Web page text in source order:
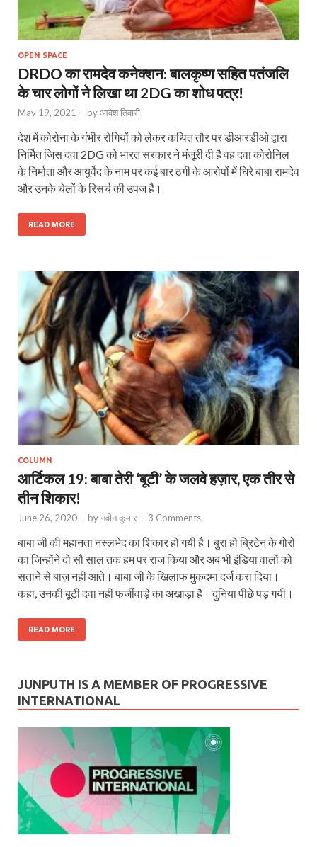
OPEN SPACE
DRDO का रामदेव कनेक्शन: बालकृष्ण सहित पतंजलि
के चार लोगों ने लिखा था 2DG का शोध पत्र!
May 19, 2021 - byआवेश तिवारी
देश में कोरोना के गंभीर रोगियों को लेकर कथित तौर पर डीआरडीओ द्वारा
निर्मित जिस दवा 2DG को भारत सरकार ने मंजूरी दी है वह दवा कोरोनिल
के निर्माता और आयुर्वेद के नाम पर कई बार ठगी के आरोपों में घिरे बाबा रामदेव
और उनके चेलों के रिसर्च की उपज है।
READ MORE
COLUMN
आर्टिकल 19: बाबा तेरी ‘बूटी’ के जलवे हज़ार, एक तीर से
तीन शिकार!
June 26, 2020 - byनवीन कुमार - 3 Comments.
बाबा जी की महानता नस्लभेद का शिकार हो गयी है। बुरा हो ब्रिटेन के गोरों
का जिन्होंने दो सौ साल तक हम पर राज किया और अब भी इंडिया वालों को
सताने से बाज़ नहीं आते। बाबा जी के खिलाफ मुकदमा दर्ज करा दिया।
कहा, उनकी बूटी दवा नहीं फर्जीवाड़े का अखाड़ा है। दुनिया पीछे पड़ गयी।
READ MORE
JUNPUTH IS A MEMBER OF PROGRESSIVE
INTERNATIONAL